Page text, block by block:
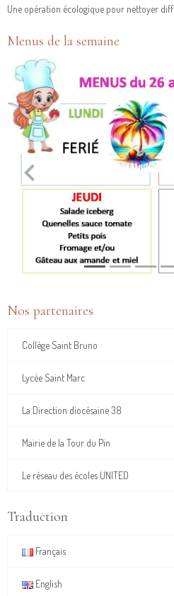
Une opération écologique pour nettoyer
Menus de la semaine
Nos partenaires
Collège Saint Bruno
Lycée Saint Marc
La Direction diocésaine 38
Mairie de la Tour du Pin
Le réseau des écoles UNITED
Traduction
Français
English